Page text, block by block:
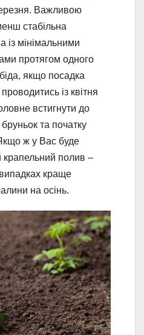
Важливою
стабільна
із мінімальними
протягом одного
якщо посадка
із квітня
встигнути до
та початку
ж у Вас буде
крапельний полив –
краще
на осінь.